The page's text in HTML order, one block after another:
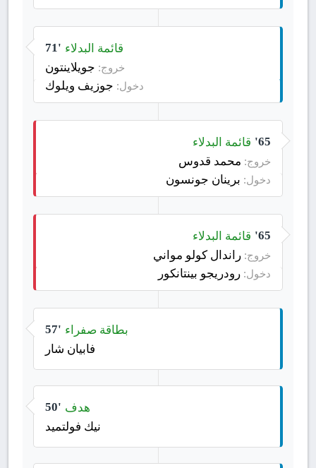
71' قائمة البدلاء
خروج: جويلاينتون
دخول: جوزيف ويلوك
65' قائمة البدلاء
خروج: محمد قدوس
دخول: برينان جونسون
65' قائمة البدلاء
خروج: راندال كولو مواني
دخول: رودريجو بينتانكور
57' بطاقة صفراء
فابيان شار
50' هدف
نيك فولتميد